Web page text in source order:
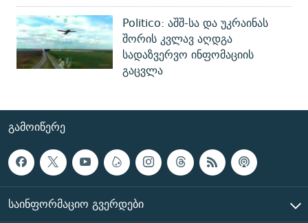
Politico: აშშ-სა და უკრაინას
შორის კვლავ აღდგა
სადაზვერვო ინფომაციის
გაცვლა
ᲒᲐᲛᲝᲘᲬᲔᲠᲔ
ᲡᲐᲘᲜᲤᲝᲠᲛᲐᲪᲘᲝ ᲒᲕᲔᲠᲓᲔᲑᲘ